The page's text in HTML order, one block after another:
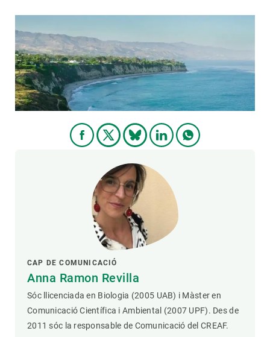
CAP DE COMUNICACIÓ
Anna Ramon Revilla
Sóc llicenciada en Biologia (2005 UAB) i Màster en
Comunicació Científica i Ambiental (2007 UPF). Des de
2011 sóc la responsable de Comunicació del CREAF.